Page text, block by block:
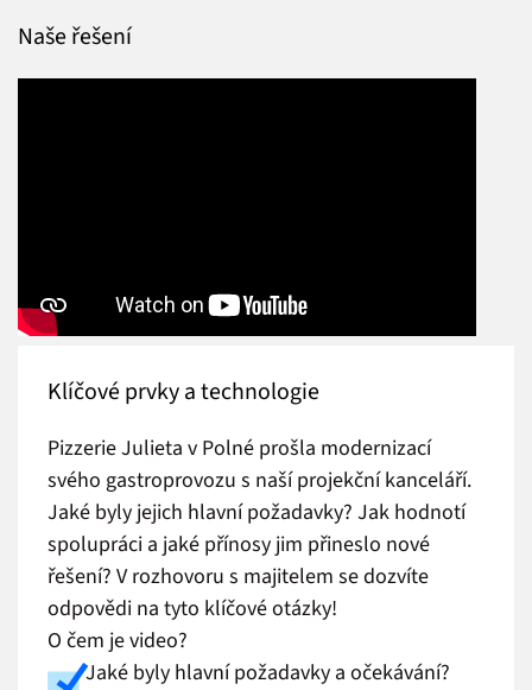
Naše řešení
Klíčové prvky a technologie
Pizzerie Julieta v Polné prošla modernizací
svého gastroprovozu s naší projekční kanceláří.
Jaké byly jejich hlavní požadavky? Jak hodnotí
spolupráci a jaké přínosy jim přineslo nové
řešení? V rozhovoru s majitelem se dozvíte
odpovědi na tyto klíčové otázky!
O čem je video?
Jaké byly hlavní požadavky a očekávání?